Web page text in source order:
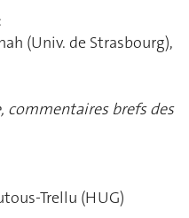
de Strasbourg),
brefs des
(HUG)